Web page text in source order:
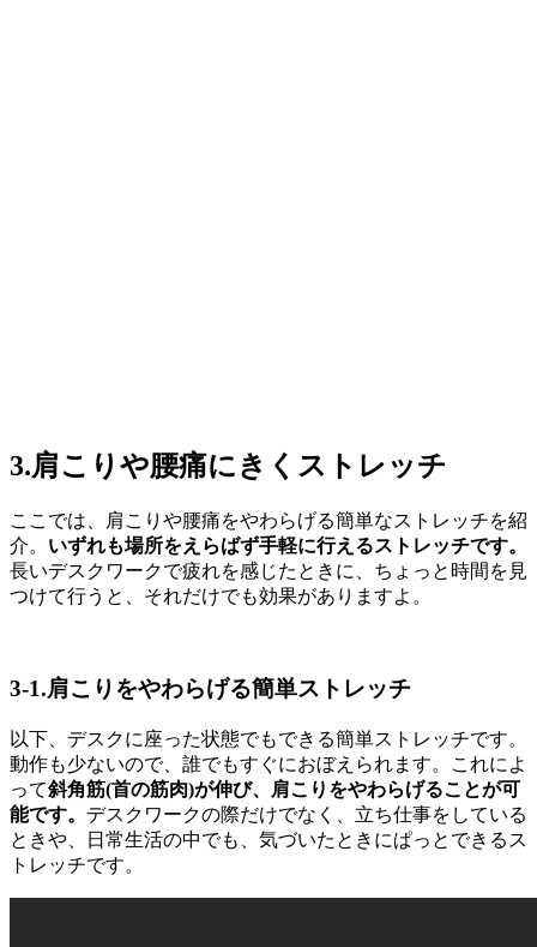
3.肩こりや腰痛にきくストレッチ
ここでは、肩こりや腰痛をやわらげる簡単なストレッチを紹
介。 いずれも場所をえらばず手軽に行えるストレッチです。
長いデスクワークで疲れを感じたときに、ちょっと時間を見
つけて行うと、それだけでも効果がありますよ。
3-1.肩こりをやわらげる簡単ストレッチ
以下、デスクに座った状態でもできる簡単ストレッチです。
動作も少ないので、誰でもすぐにおぼえられます。これによ
って斜角筋(首の筋肉)が伸び、肩こりをやわらげることが可
能です。 デスクワークの際だけでなく、立ち仕事をしている
ときや、日常生活の中でも、気づいたときにぱっとできるス
トレッチです。